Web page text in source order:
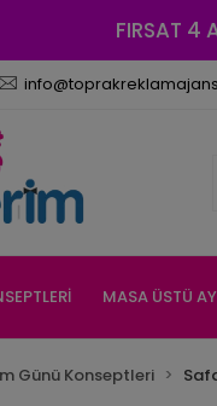
FIRSAT 4
MASA ÜSTÜ
Günü Konseptleri